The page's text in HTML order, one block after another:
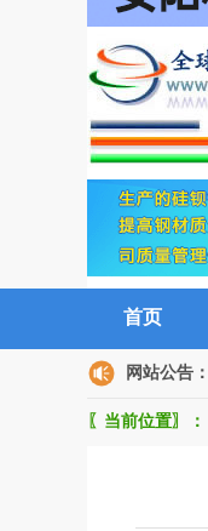
首页
网站公告：
〖当前位置〗：